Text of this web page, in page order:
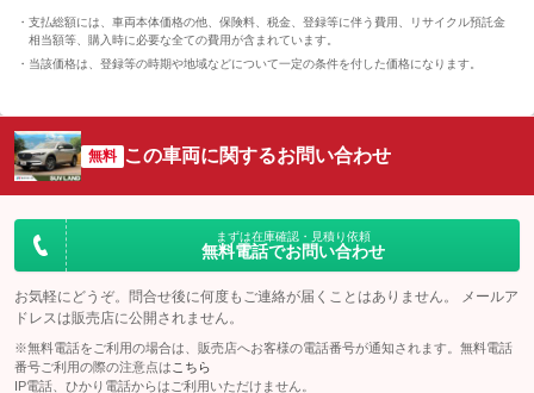
支払総額には、車両本体価格の他、保険料、税金、登録等に伴う費用、リサイクル預託金
相当額等、購入時に必要な全ての費用が含まれています。
当該価格は、登録等の時期や地域などについて一定の条件を付した価格になります。
無料 この車両に関するお問い合わせ
まずは在庫確認・見積り依頼
無料電話でお問い合わせ
お気軽にどうぞ。問合せ後に何度もご連絡が届くことはありません。 メールア
ドレスは販売店に公開されません。
※無料電話をご利用の場合は、販売店へお客様の電話番号が通知されます。無料電話
番号ご利用の際の注意点は こちら
IP電話、ひかり電話からはご利用いただけません。